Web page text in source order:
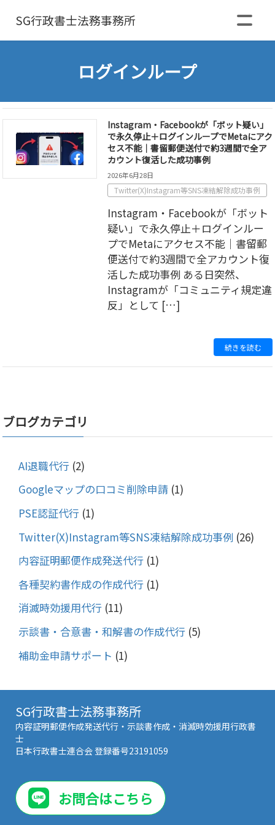
SG行政書士法務事務所
ログインループ
Instagram・Facebookが「ボット疑い」
で永久停止＋ログインループでMetaにアク
セス不能｜書留郵便送付で約3週間で全ア
カウント復活した成功事例
2026年6月28日
Twitter(X)Instagram等SNS凍結解除成功事例
Instagram・Facebookが「ボット
疑い」で永久停止＋ログインルー
プでMetaにアクセス不能｜書留郵
便送付で約3週間で全アカウント復
活した成功事例 ある日突然、
Instagramが「コミュニティ規定違
反」として […]
続きを読む
ブログカテゴリ
AI退職代行(2)
Googleマップの口コミ削除申請(1)
PSE認証代行(1)
Twitter(X)Instagram等SNS凍結解除成功事例 (26)
内容証明郵便作成発送代行(1)
各種契約書作成の作成代行(1)
消滅時効援用代行(11)
示談書・合意書・和解書の作成代行(5)
補助金申請サポート (1)
SG行政書士法務事務所
内容証明郵便作成発送代行・示談書作成・消滅時効援用行政書
士
日本行政書士連合会 登録番号23191059
お問合はこちら